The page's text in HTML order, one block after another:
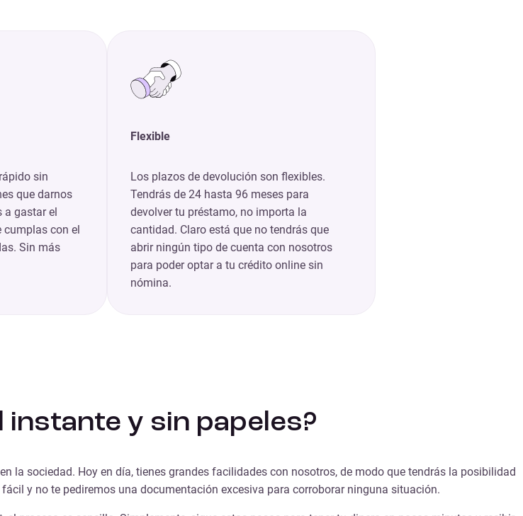
sin
que darnos
a gastar el
con el
Sin más
Flexible
Los plazos de devolución son flexibles.
Tendrás de 24 hasta 96 meses para
devolver tu préstamo, no importa la
cantidad. Claro está que no tendrás que
abrir ningún tipo de cuenta con nosotros
para poder optar a tu crédito online sin
nómina.
y sin papeles?
la sociedad. Hoy en día, tienes grandes facilidades con nosotros, de modo que tendrás la posibilidad
y no te pediremos una documentación excesiva para corroborar ninguna situación.